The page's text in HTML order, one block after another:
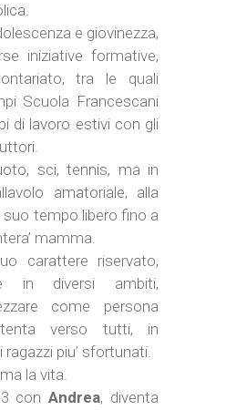
e giovinezza,
iniziative formative,
tra le quali
Scuola Francescani
di lavoro estivi con gli
sci, tennis, ma in
amatoriale, alla
suo tempo libero fino a
mamma.
carattere riservato,
in diversi ambiti,
come persona
verso tutti, in
piu’ sfortunati.
la vita.
conAndrea, diventa